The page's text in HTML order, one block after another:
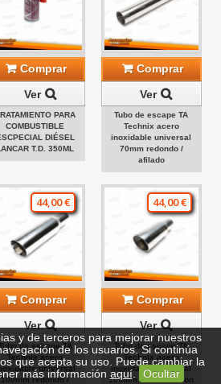
Comprar
Ver
PARA
COMBUSTIBLE
DIÉSEL
T.D. 350ML
Comprar
Ver
Tubo de escape TA
Technix acero
inoxidable universal
70mm redondo /
afilado
44,00 €
Comprar
Ver
de escape TA
Technix acero
universal
100mm redondo /
44,00 €
Comprar
Ver
Tubo de escape TA
Technix acero
inoxidable universal
100mm redondo / con
y de terceros para mejorar nuestros
de los usuarios. Si continúa
que acepta su uso. Puede cambiar la
más información aquí. Ocultar